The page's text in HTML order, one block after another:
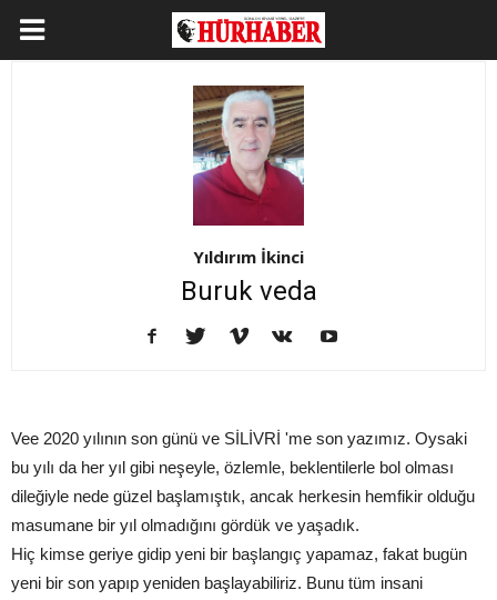
Yıldırım İkinci
Buruk veda
Vee 2020 yılının son günü ve SİLİVRİ 'me son yazımız. Oysaki
bu yılı da her yıl gibi neşeyle, özlemle, beklentilerle bol olması
dileğiyle nede güzel başlamıştık, ancak herkesin hemfikir olduğu
masumane bir yıl olmadığını gördük ve yaşadık.
Hiç kimse geriye gidip yeni bir başlangıç yapamaz, fakat bugün
yeni bir son yapıp yeniden başlayabiliriz. Bunu tüm insani